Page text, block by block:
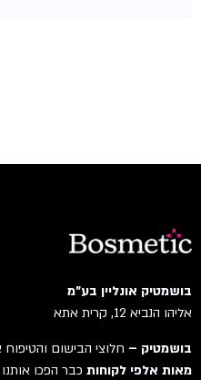
בושמטיק אונליין בע"מ
אליהו הנביא 12, קרית אתא
בושמטיק –חלוצי הבישום והטיפוח
מאות אלפי לקוחותכבר הפכו אותנו